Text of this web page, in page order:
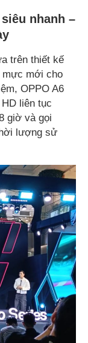
nhanh –
trên thiết kế
mực mới cho
OPPO A6
liên tục
giờ và gọi
lượng sử